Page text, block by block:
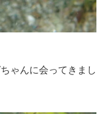
ゃんに会ってきまし